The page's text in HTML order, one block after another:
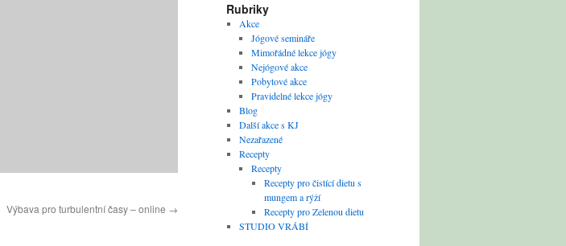
Výbava pro turbulentní časy – online →
Rubriky
Akce
Jógové semináře
Mimořádné lekce jógy
Nejógové akce
Pobytové akce
Pravidelné lekce jógy
Blog
Další akce s KJ
Nezařazené
Recepty
Recepty
Recepty pro čistící dietu s
mungem a rýží
Recepty pro Zelenou dietu
STUDIO VRÁBÍ